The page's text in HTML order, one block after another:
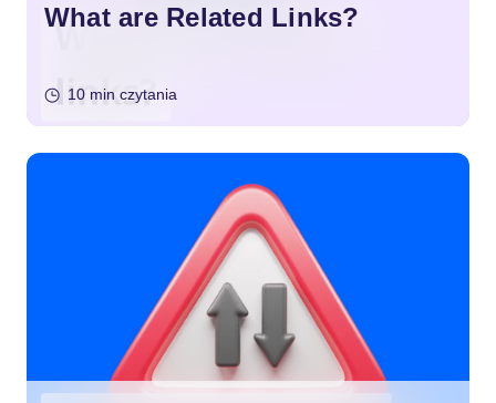
What are Related Links?
10 min czytania